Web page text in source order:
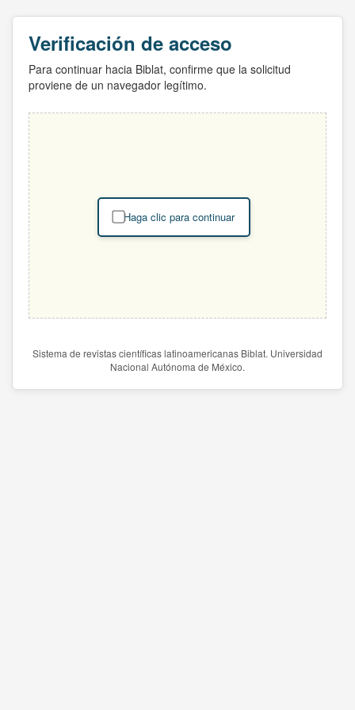
Verificación de acceso
Para continuar hacia Biblat, confirme que la solicitud
proviene de un navegador legítimo.
Haga clic para continuar
Sistema de revistas científicas latinoamericanas Biblat. Universidad
Nacional Autónoma de México.